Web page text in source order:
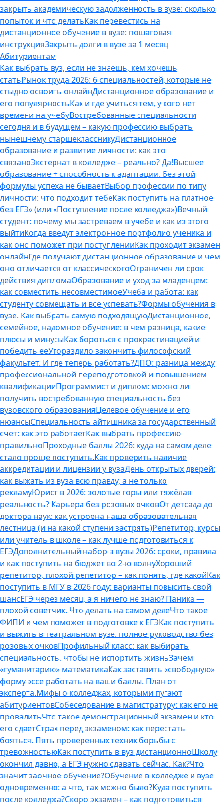
закрыть академическую задолженность в вузе: сколько
попыток и что делатьКак перевестись на
дистанционное обучение в вузе: пошаговая
инструкцияЗакрыть долги в вузе за 1 месяц
Абитуриентам
Как выбрать вуз, если не знаешь, кем хочешь
статьРынок труда 2026: 6 специальностей, которые не
стыдно освоить онлайнДистанционное образование и
его популярностьКак и где учиться тем, у кого нет
времени на учебуВостребованные специальности
сегодня и в будущем – какую профессию выбрать
нынешнему старшеклассникуДистанционное
образование и развитие личности: как это
связаноЭкстернат в колледже – реально? Да!Высшее
образование + способность к адаптации. Без этой
формулы успеха не бываетВыбор профессии по типу
личности: что подходит тебеКак поступить на платное
без ЕГЭ» (или «Поступление после колледжа»)Вечный
студент: почему мы застреваем в учебе и как из этого
выйтиКогда введут электронное портфолио ученика и
как оно поможет при поступленииКак проходит экзамен
онлайнГде получают дистанционное образование и чем
оно отличается от классическогоОграничен ли срок
действия дипломаОбразование и уход за младенцем:
как совместить несовместимоеУчеба и работа: как
студенту совмещать и все успевать?Формы обучения в
вузе. Как выбрать самую подходящуюДистанционное,
семейное, надомное обучение: в чем разница, какие
плюсы и минусыКак бороться с прокрастинацией и
победить ееУгораздило закончить философский
факультет. И где теперь работать?ДПО: разница между
профессиональной переподготовкой и повышением
квалификацииПрограммист и диплом: можно ли
получить востребованную специальность без
вузовского образованияЦелевое обучение и его
нюансыСпециальность айтишника за государственный
счет: как это работаетКак выбрать профессию
правильноПроходные баллы 2026: куда на самом деле
стало проще поступить.Как проверить наличие
аккредитации и лицензии у вузаДень открытых дверей:
как выжать из вуза всю правду, а не только
рекламуЮрист в 2026: золотые горы или тяжёлая
реальность? Карьера без розовых очковОт детсада до
доктора наук: как устроена наша образовательная
лестница (и на какой ступени застрять)Репетитор, курсы
или учитель в школе – как лучше подготовиться к
ЕГЭДополнительный набор в вузы 2026: сроки, правила
и как поступить на бюджет во 2‑ю волнуХороший
репетитор, плохой репетитор – как понять, где какойКак
поступить в МГУ в 2026 году: варианты повысить свой
шансЕГЭ через месяц, а я ничего не знаю? Паника —
плохой советчик. Что делать на самом делеЧто такое
ФИПИ и чем поможет в подготовке к ЕГЭКак поступить
и выжить в театральном вузе: полное руководство без
розовых очковПрофильный класс: как выбирать
специальность, чтобы не испортить жизньЗачем
«гуманитарию» математикаКак заставить «свободную»
форму эссе работать на ваши баллы. План от
эксперта.Мифы о колледжах, которыми пугают
абитуриентовСобеседование в магистратуру: как его не
провалитьЧто такое демонстрационный экзамен и кто
его сдаетСтрах перед экзаменом: как перестать
бояться. Пять проверенных техник борьбы с
тревожностьюКак поступить в вуз дистанционноШколу
окончил давно, а ЕГЭ нужно сдавать сейчас. Как?Что
значит заочное обучение?Обучение в колледже и вузе
одновременно: а что, так можно было?Куда поступить
после колледжа?Скоро экзамен – как подготовиться